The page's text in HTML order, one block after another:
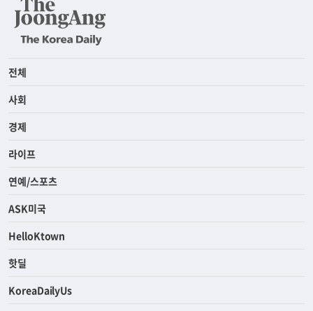
전체
사회
경제
라이프
연예/스포츠
ASK미국
HelloKtown
핫딜